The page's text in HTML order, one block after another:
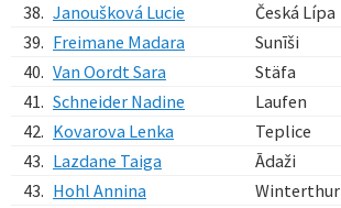
38. Janoušková Lucie Česká Lípa
39. Freimane Madara Sunīši
40. Van Oordt Sara Stäfa
41. Schneider Nadine Laufen
42. Kovarova Lenka Teplice
43. Lazdane Taiga Ādaži
43. Hohl Annina Winterthur